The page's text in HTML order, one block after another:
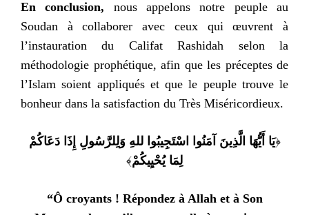
En conclusion, nous appelons notre peuple au
Soudan à collaborer avec ceux qui œuvrent à
l’instauration du Califat Rashidah selon la
méthodologie prophétique, afin que les préceptes de
l’Islam soient appliqués et que le peuple trouve le
bonheur dans la satisfaction du Très Miséricordieux.
﴿يَا أَيُّهَا الَّذِينَ آمَنُوا اسْتَجِيبُوا للهِ وَلِلرَّسُولِ إِذَا دَعَاكُمْ
لِمَا يُحْيِيكُمْ﴾
“Ô croyants ! Répondez à Allah et à Son